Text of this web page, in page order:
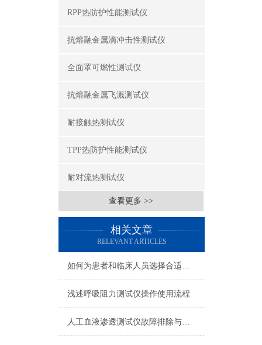
RPP热防护性能测试仪
抗熔融金属滴冲击性测试仪
全面罩可燃性测试仪
抗熔融金属飞溅测试仪
耐接触热测试仪
TPP热防护性能测试仪
耐对流热测试仪
查看更多 >>
相关文章
RELEVANT ARTICLES
如何为患者和临床人员选择合适的医用fanghufu
浅述呼吸阻力测试仪操作使用流程
人工血液渗透测试仪故障排除与技术支持